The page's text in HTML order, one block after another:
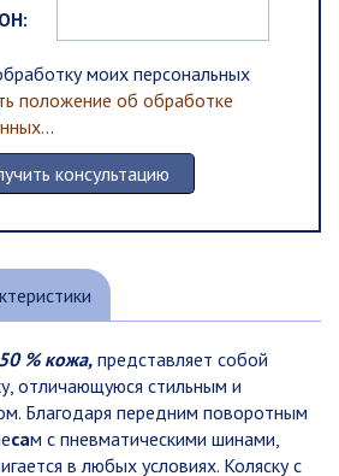
моих персональных
положение об обработке
% кожа, представляет собой
отличающуюся стильным и
Благодаря передним поворотным
сам с пневматическими шинами,
в любых условиях. Коляску с